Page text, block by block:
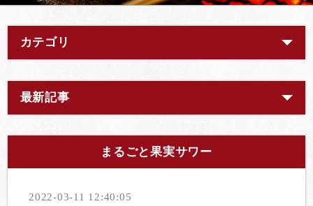
カテゴリ
最新記事
まるごと果実サワー
2022-03-11 12:40:05